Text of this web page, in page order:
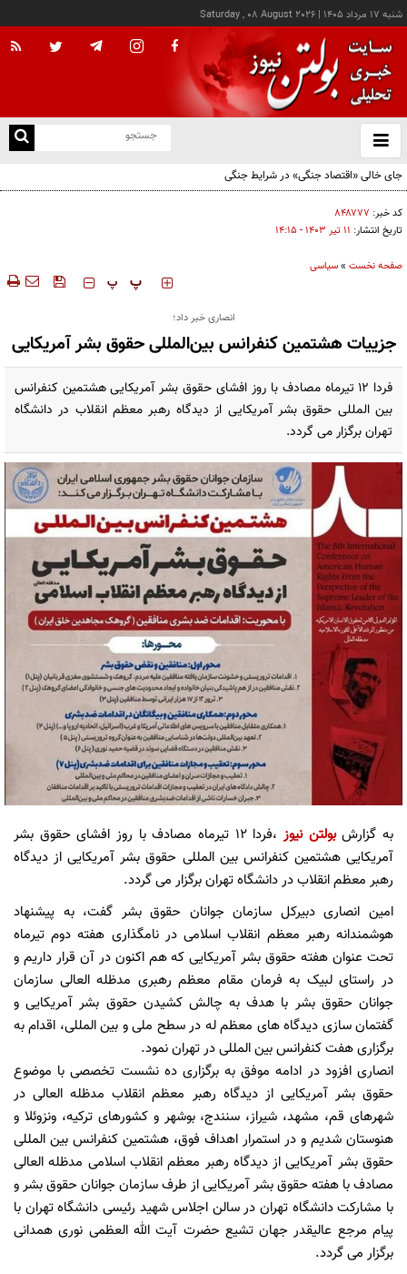
شنبه ۱۷ مرداد ۱۴۰۵ |
Saturday , 08 August 2026
باز
و
جای خالی «اقتصاد جنگی» در شرایط جنگی
کد خبر: ۸۴۸۷۷۷
تاریخ انتشار: ۱۱ تير ۱۴۰۳ - ۱۴:۱۵
صفحه نخست »سیاسی
‍‍‍ پ پ
انصاری خبر داد؛
جزییات هشتمین کنفرانس بین‌المللی حقوق بشر آمریکایی
فردا ۱۲ تیرماه مصادف با روز افشای حقوق بشر آمریکایی هشتمین کنفرانس
بین المللی حقوق بشر آمریکایی از دیدگاه رهبر معظم انقلاب در دانشگاه
تهران برگزار می گردد.
به گزارشبولتن نیوز
،فردا ۱۲ تیرماه مصادف با روز افشای حقوق بشر
آمریکایی هشتمین کنفرانس بین المللی حقوق بشر آمریکایی از دیدگاه
رهبر معظم انقلاب در دانشگاه تهران برگزار می گردد.
امین انصاری دبیرکل سازمان جوانان حقوق بشر گفت، به پیشنهاد
هوشمندانه رهبر معظم انقلاب اسلامی در نامگذاری هفته دوم تیرماه
تحت عنوان هفته حقوق بشر آمریکایی که هم اکنون در آن قرار داریم و
در راستای لبیک به فرمان مقام معظم رهبری مدظله العالی سازمان
جوانان حقوق بشر با هدف به چالش کشیدن حقوق بشر آمریکایی و
گفتمان سازی دیدگاه های معظم له در سطح ملی و بین المللی، اقدام به
برگزاری هفت کنفرانس بین المللی در تهران نمود.
انصاری افزود در ادامه موفق به برگزاری ده نشست تخصصی با موضوع
حقوق بشر آمریکایی از دیدگاه رهبر معظم انقلاب مدظله العالی در
شهرهای قم، مشهد، شیراز، سنندج، بوشهر و کشورهای ترکیه، ونزوئلا و
هنوستان شدیم و در استمرار اهداف فوق، هشتمین کنفرانس بین المللی
حقوق بشر آمریکایی از دیدگاه رهبر معظم انقلاب اسلامی مدظله العالی
مصادف با هفته حقوق بشر آمریکایی از طرف سازمان جوانان حقوق بشر و
با مشارکت دانشگاه تهران در سالن اجلاس شهید رئیسی دانشگاه تهران با
پیام مرجع عالیقدر جهان تشیع حضرت آیت الله العظمی نوری همدانی
برگزار می گردد.